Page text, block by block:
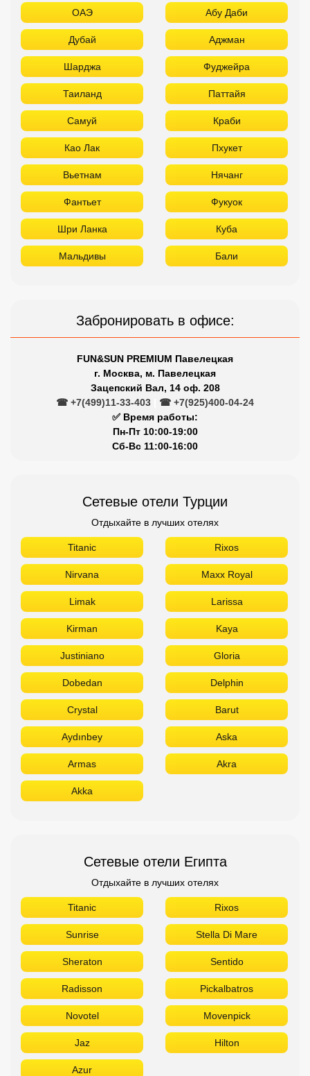
ОАЭ Абу Даби
Дубай Аджман
Шарджа Фуджейра
Таиланд Паттайя
Самуй Краби
Као Лак Пхукет
Вьетнам Нячанг
Фантьет Фукуок
Шри Ланка Куба
Мальдивы Бали
Забронировать в офисе:
FUN&SUN PREMIUM Павелецкая
г. Москва, м. Павелецкая
Зацепский Вал, 14 оф. 208
☎ +7(499)11-33-403
☎ +7(925)400-04-24
✅ Время работы:
Пн-Пт 10:00-19:00
Сб-Вс 11:00-16:00
Сетевые отели Турции
Отдыхайте в лучших отелях
Titanic Rixos
Nirvana Maxx Royal
Limak Larissa
Kirman Kaya
Justiniano Gloria
Dobedan Delphin
Crystal Barut
Aydınbey Aska
Armas Akra
Akka
Сетевые отели Египта
Отдыхайте в лучших отелях
Titanic Rixos
Sunrise Stella Di Mare
Sheraton Sentido
Radisson Pickalbatros
Novotel Movenpick
Jaz Hilton
Azur